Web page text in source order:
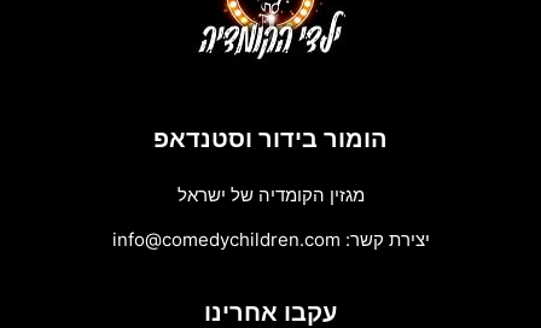
הומור בידור וסטנדאפ
מגזין הקומדיה של ישראל
יצירת קשר: info@comedychildren.com
עקבו אחרינו